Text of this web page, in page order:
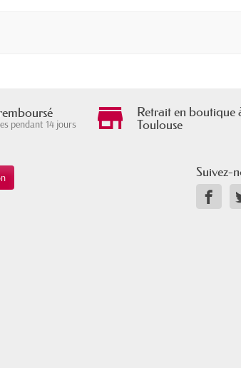
pendant 14 jours
Retrait en boutique
Toulouse
Suivez-